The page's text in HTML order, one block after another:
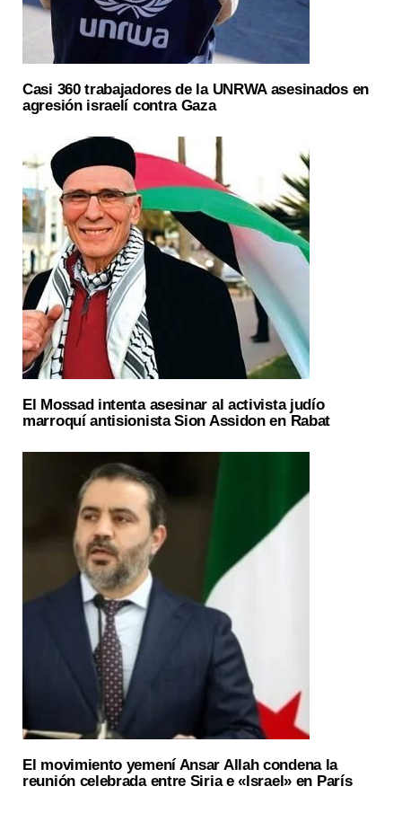
Casi 360 trabajadores de la UNRWA asesinados en
agresión israelí contra Gaza
El Mossad intenta asesinar al activista judío
marroquí antisionista Sion Assidon en Rabat
El movimiento yemení Ansar Allah condena la
reunión celebrada entre Siria e «Israel» en París